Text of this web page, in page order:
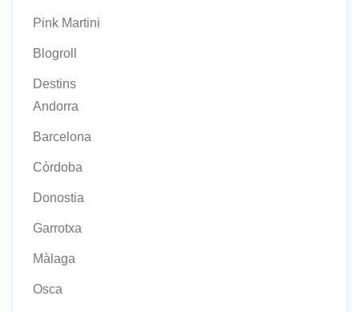
Pink Martini
Blogroll
Destins
Andorra
Barcelona
Còrdoba
Donostia
Garrotxa
Màlaga
Osca